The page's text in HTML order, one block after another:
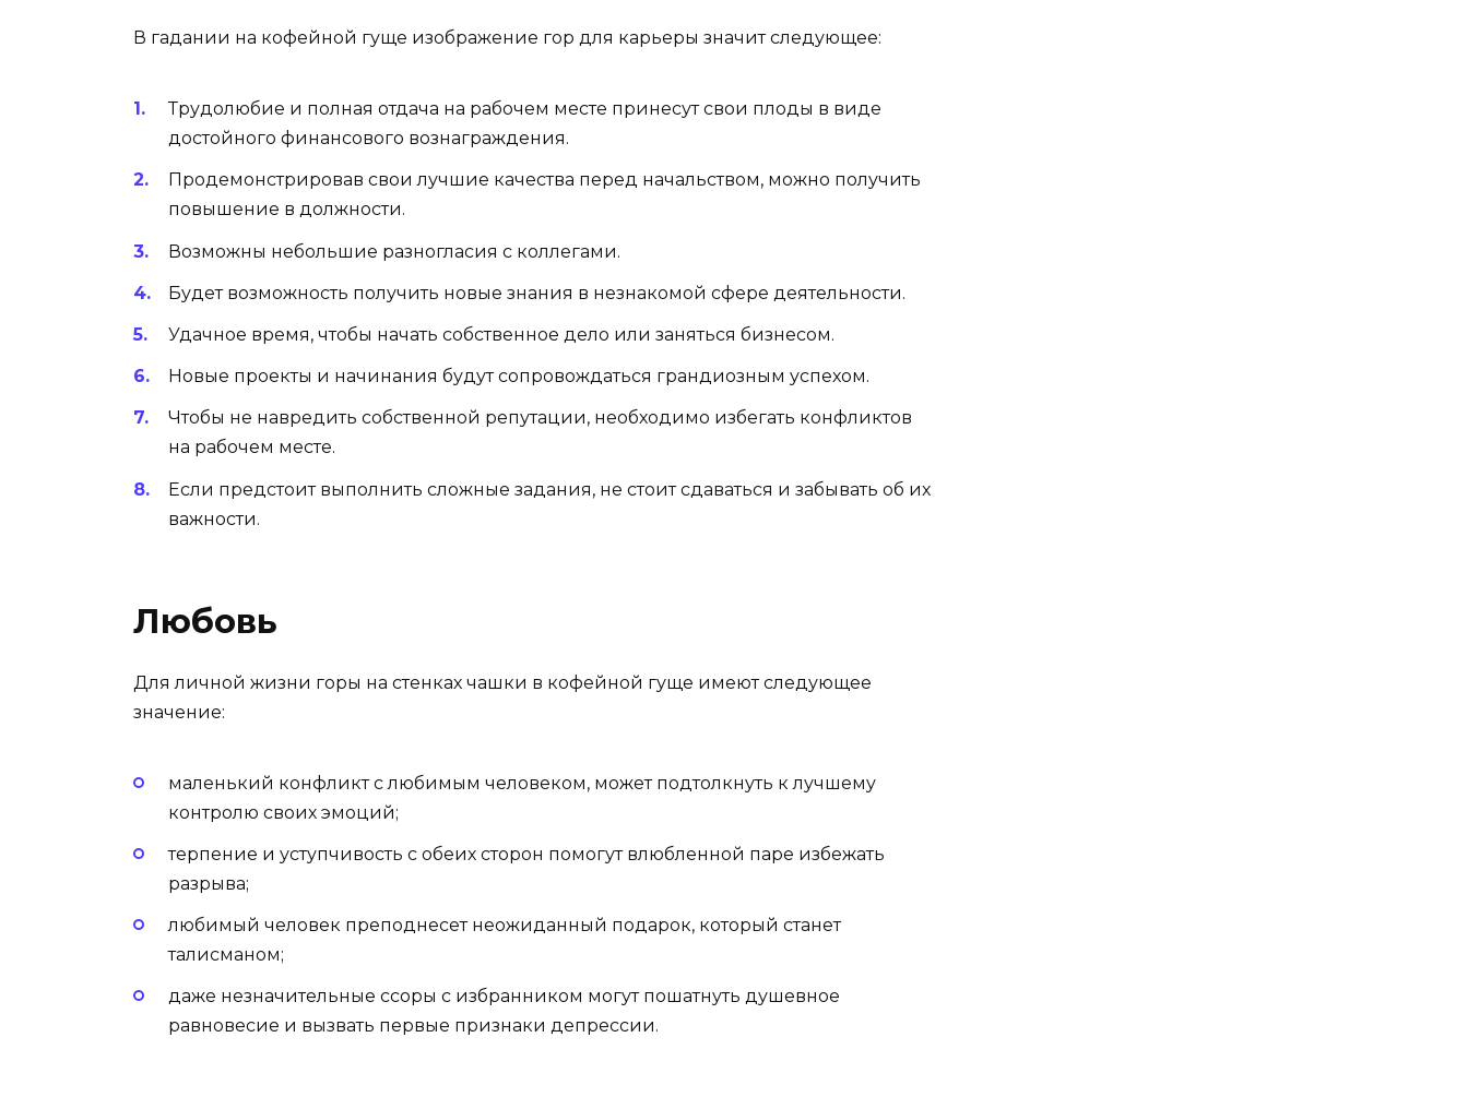
В гадании на кофейной гуще изображение гор для карьеры значит следующее:
Трудолюбие и полная отдача на рабочем месте принесут свои плоды в виде
достойного финансового вознаграждения.
Продемонстрировав свои лучшие качества перед начальством, можно получить
повышение в должности.
Возможны небольшие разногласия с коллегами.
Будет возможность получить новые знания в незнакомой сфере деятельности.
Удачное время, чтобы начать собственное дело или заняться бизнесом.
Новые проекты и начинания будут сопровождаться грандиозным успехом.
Чтобы не навредить собственной репутации, необходимо избегать конфликтов
на рабочем месте.
Если предстоит выполнить сложные задания, не стоит сдаваться и забывать об их
важности.
Любовь
Для личной жизни горы на стенках чашки в кофейной гуще имеют следующее
значение:
маленький конфликт с любимым человеком, может подтолкнуть к лучшему
контролю своих эмоций;
терпение и уступчивость с обеих сторон помогут влюбленной паре избежать
разрыва;
любимый человек преподнесет неожиданный подарок, который станет
талисманом;
даже незначительные ссоры с избранником могут пошатнуть душевное
равновесие и вызвать первые признаки депрессии.